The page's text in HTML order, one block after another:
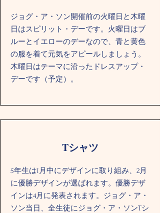
ジョグ・ア・ソン開催前の火曜日と木曜
日はスピリット・デーです。火曜日はブ
ルーとイエローのデーなので、青と黄色
の服を着て元気をアピールしましょう。
木曜日はテーマに沿ったドレスアップ・
デーです（予定）。
Tシャツ
5年生は1月中にデザインに取り組み、2月
に優勝デザインが選ばれます。優勝デザ
インは4月に発表されます。ジョグ・ア・
ソン当日、全生徒にジョグ・ア・ソンTシ